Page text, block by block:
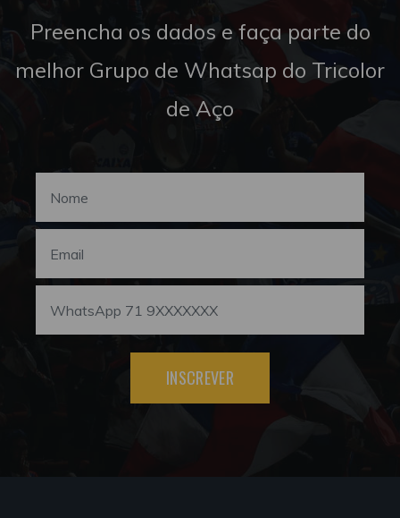
Preencha os dados e faça parte do
melhor Grupo de Whatsap do Tricolor
de Aço
INSCREVER